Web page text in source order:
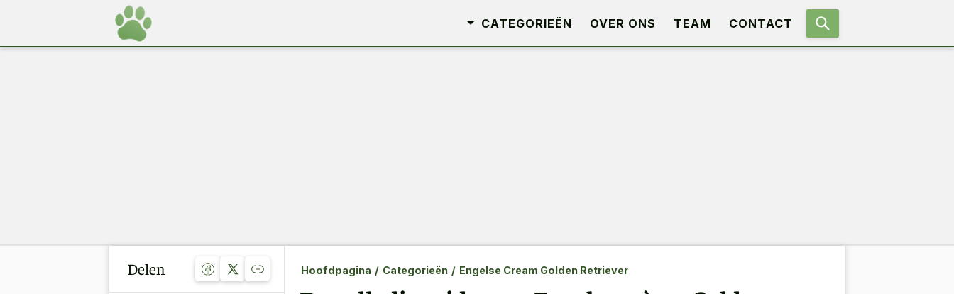
CATEGORIEËN OVER ONS TEAM CONTACT
Delen Hoofdpagina / Categorieën / Engelse Cream Golden Retriever